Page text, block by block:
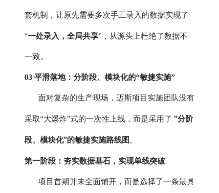
套机制，让原先需要多次手工录入的数据实现了
“一处录入，全局共享”，从源头上杜绝了数据不
一致。
03 平滑落地：分阶段、模块化的“敏捷实施”
面对复杂的生产现场，迈斯项目实施团队没有
采取“大爆炸”式的一次性上线，而是采用了 “分阶
段、模块化”的敏捷实施路线图。
第一阶段：夯实数据基石，实现单线突破
项目首期并未全面铺开，而是选择了一条最具